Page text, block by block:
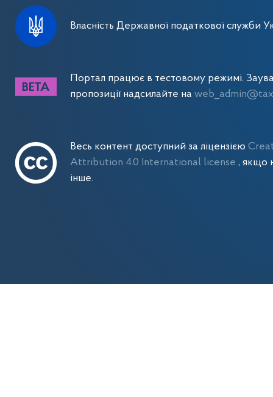
Власність Державної податкової служби
Портал працює в тестовому режимі.
пропозиції надсилайте на
Весь контент доступний за ліцензією
Attribution 4.0 International license , якщо
інше.